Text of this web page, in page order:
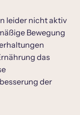
leider nicht aktiv
Bewegung
das
der